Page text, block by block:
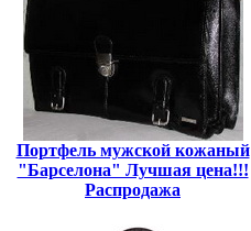
Портфель мужской кожаный
"Барселона" Лучшая цена!!!
Распродажа